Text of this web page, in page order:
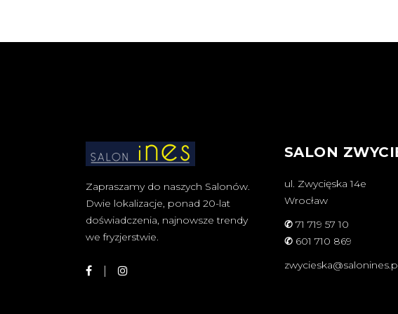
Zapraszamy do naszych Salonów.
Dwie lokalizacje, ponad 20-lat
doświadczenia, najnowsze trendy
we fryzjerstwie.
SALON
ul. Zwycięska 14e
Wrocław
✆ 71 719 57 10
✆ 601 710 869